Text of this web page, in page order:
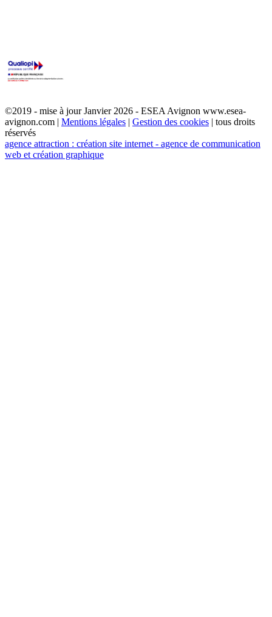
©2019 - mise à jour Janvier 2026 - ESEA Avignon www.esea-
avignon.com | Mentions légales | Gestion des cookies | tous droits
réservés
agence attraction : création site internet - agence de communication
web et création graphique